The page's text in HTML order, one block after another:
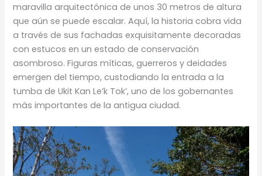
maravilla arquitectónica de unos 30 metros de altura
que aún se puede escalar. Aquí, la historia cobra vida
a través de sus fachadas exquisitamente decoradas
con estucos en un estado de conservación
asombroso. Figuras míticas, guerreros y deidades
emergen del tiempo, custodiando la entrada a la
tumba de Ukit Kan Le’k Tok’, uno de los gobernantes
más importantes de la antigua ciudad.